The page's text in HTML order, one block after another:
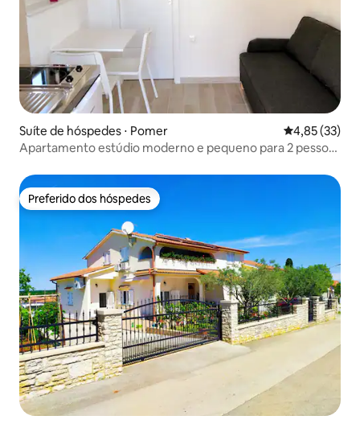
Suíte de hóspedes ⋅ Pomer 4,85 de uma
4,85 (33)
Apartamento estúdio moderno e pequeno para 2 pessoas
Preferido dos hóspedes
Preferido dos hóspedes